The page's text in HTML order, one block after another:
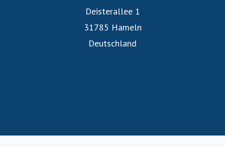
Deisterallee 1
31785 Hameln
Deutschland